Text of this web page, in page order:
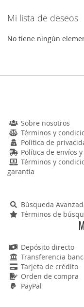
Mi lista de deseos
No tiene ningún
Sobre nosotros
Términos y
Política de
Política de envíos
Términos y
garantía
Búsqueda
Términos de
Depósito directo
Transferencia
Tarjeta de crédito
Orden de compra
PayPal